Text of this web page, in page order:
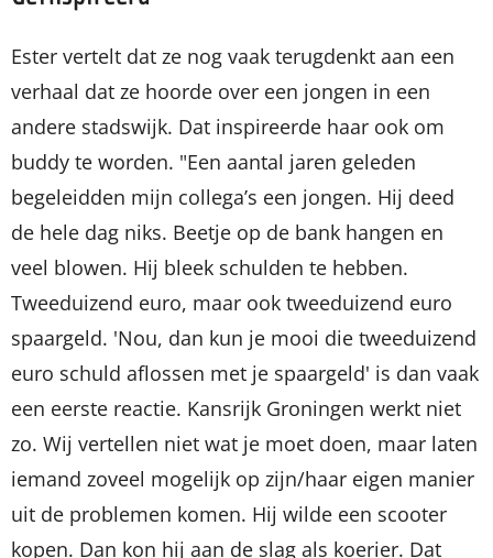
Ester vertelt dat ze nog vaak terugdenkt aan een
verhaal dat ze hoorde over een jongen in een
andere stadswijk. Dat inspireerde haar ook om
buddy te worden. "Een aantal jaren geleden
begeleidden mijn collega’s een jongen. Hij deed
de hele dag niks. Beetje op de bank hangen en
veel blowen. Hij bleek schulden te hebben.
Tweeduizend euro, maar ook tweeduizend euro
spaargeld. 'Nou, dan kun je mooi die tweeduizend
euro schuld aflossen met je spaargeld' is dan vaak
een eerste reactie. Kansrijk Groningen werkt niet
zo. Wij vertellen niet wat je moet doen, maar laten
iemand zoveel mogelijk op zijn/haar eigen manier
uit de problemen komen. Hij wilde een scooter
kopen. Dan kon hij aan de slag als koerier. Dat